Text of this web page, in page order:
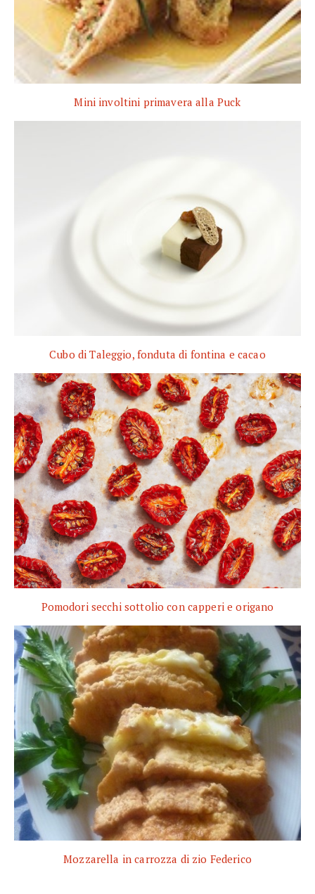
Mini involtini primavera alla Puck
Cubo di Taleggio, fonduta di fontina e cacao
Pomodori secchi sottolio con capperi e origano
Mozzarella in carrozza di zio Federico